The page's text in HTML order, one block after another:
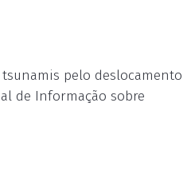
pelo deslocamento
de Informação sobre